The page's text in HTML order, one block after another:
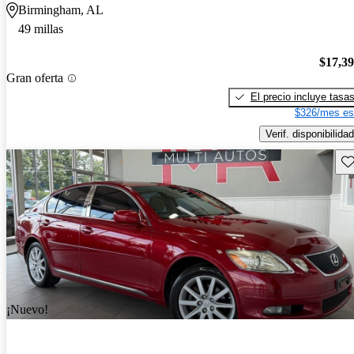
Birmingham, AL
49 millas
Gran oferta
El precio incluye tasas
$326/mes
Verif. disponibilidad
¡Nuevo!